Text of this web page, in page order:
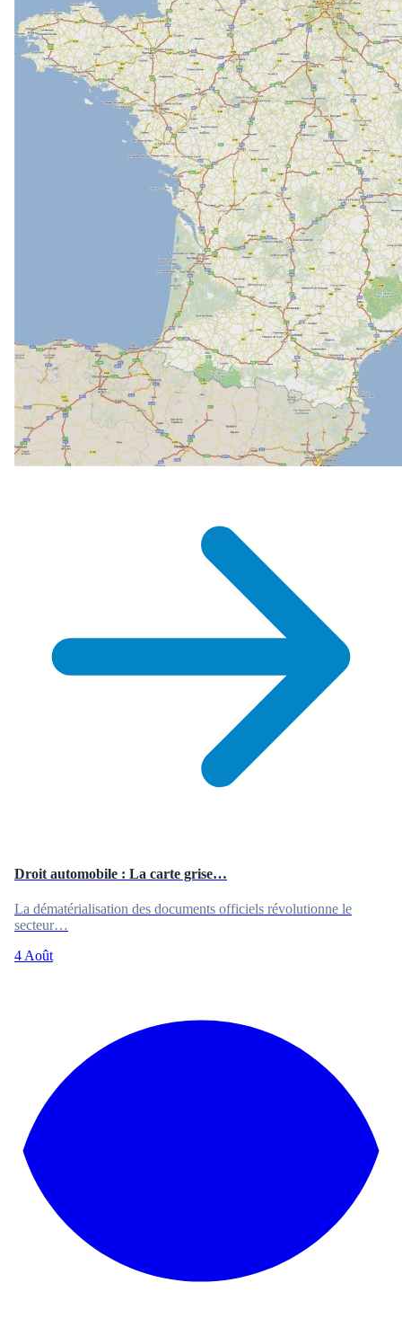
Droit automobile : La carte grise…
La dématérialisation des documents officiels révolutionne le
secteur…
4 Août